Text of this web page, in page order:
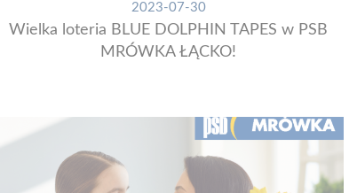
2023-07-30
Wielka loteria BLUE DOLPHIN TAPES w PSB
MRÓWKA ŁĄCKO!